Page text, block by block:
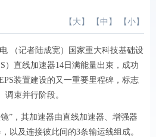
【 大 】 【 中 】 【 小 】
记者陆成宽）国家重大科技基础设
）直线加速器14日满能量出束，成功
装置建设的又一重要里程碑，标志
调束并行阶段。
，其加速器由直线加速器、增强器
以及连接彼此间的3条输运线组成。